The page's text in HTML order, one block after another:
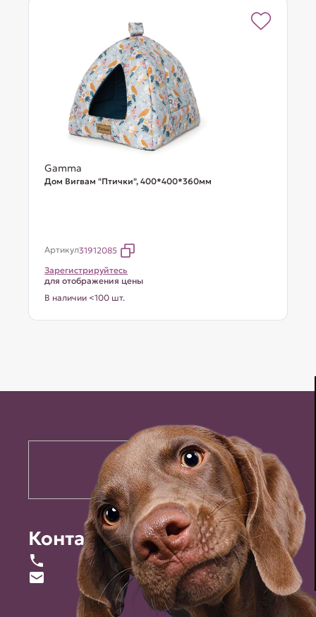
Gamma
Дом Вигвам "Птички", 400*400*360мм
Артикул31912085
Зарегистрируйтесь
для отображения цены
В наличии <100 шт.
Контакты